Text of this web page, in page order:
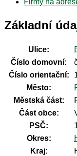
Základní
Ulice:
Číslo domovní:
Číslo orientační:
Město:
Městská část:
Část obce:
PSČ:
Okres:
Kraj: